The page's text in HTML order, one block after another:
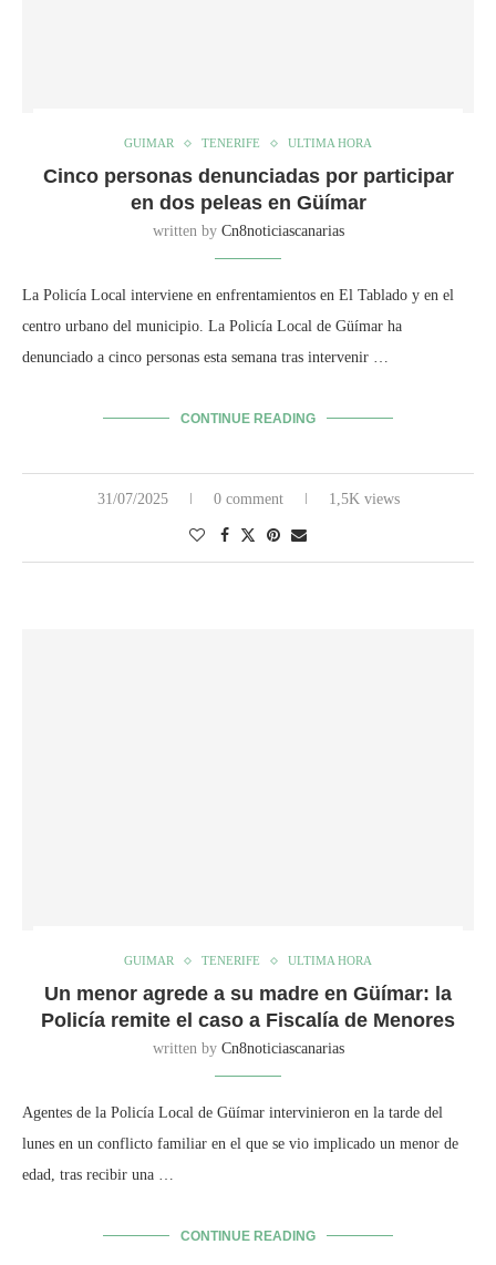
GUIMAR TENERIFE ULTIMA HORA
Cinco personas denunciadas por participar
en dos peleas en Güímar
written by Cn8noticiascanarias
La Policía Local interviene en enfrentamientos en El Tablado y en el
centro urbano del municipio. La Policía Local de Güímar ha
denunciado a cinco personas esta semana tras intervenir …
CONTINUE READING
31/07/2025 0 comment 1,5K views
GUIMAR TENERIFE ULTIMA HORA
Un menor agrede a su madre en Güímar: la
Policía remite el caso a Fiscalía de Menores
written by Cn8noticiascanarias
Agentes de la Policía Local de Güímar intervinieron en la tarde del
lunes en un conflicto familiar en el que se vio implicado un menor de
edad, tras recibir una …
CONTINUE READING